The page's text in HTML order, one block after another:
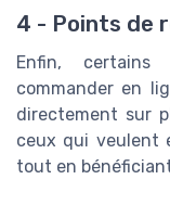
4 - Points de
Enfin, certains
commander en
directement sur
ceux qui veulent
tout en